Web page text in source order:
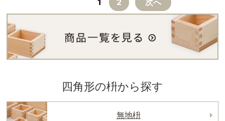
四角形の枡から探す
無地枡